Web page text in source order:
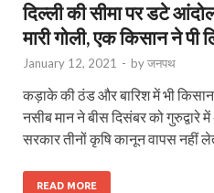
दिल्ली की सीमा पर डटे
मारी गोली, एक किसान ने पी
January 12, 2021 - byजनपथ
कड़ाके की ठंड और बारिश में भी
नसीब मान ने बीस दिसंबर को
सरकार तीनों कृषि कानून वापस नहीं
READ MORE